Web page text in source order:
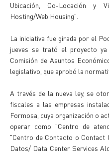
Ubicación, Co-Locación y
Hosting/Web Housing".
La iniciativa fue girada por el
jueves se trató el proyecto
Comisión de Asuntos
legislativo, que aprobó la
A través de la nueva ley, se
fiscales a las empresas
Formosa, cuya organización o
operar como "Centro de
"Centro de Contacto o Contact
Datos/ Data Center Services